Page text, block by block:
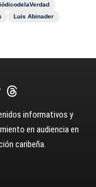
Luis Abinader
informativos y
en audiencia en
caribeña.